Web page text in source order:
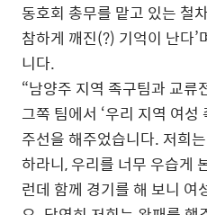
동호회 총무를 맡고 있는 철
참하게 깨진(?) 기억이 난다
니다.
“남양주 지역 족구팀과 교류
그쪽 팀에서 ‘우리 지역 여
주선을 해주었습니다. 저희
하라니, 우리를 너무 우습게
런데 함께 경기를 해 보니 여